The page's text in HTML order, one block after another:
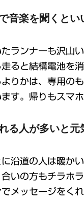
音楽を聞くとい
ランナーも沢山
ると結構電池を
りかは、専用の
す。帰りもスマホ
る人が多いと元
沿道の人は暖か
いの方もチラホ
メッセージをく